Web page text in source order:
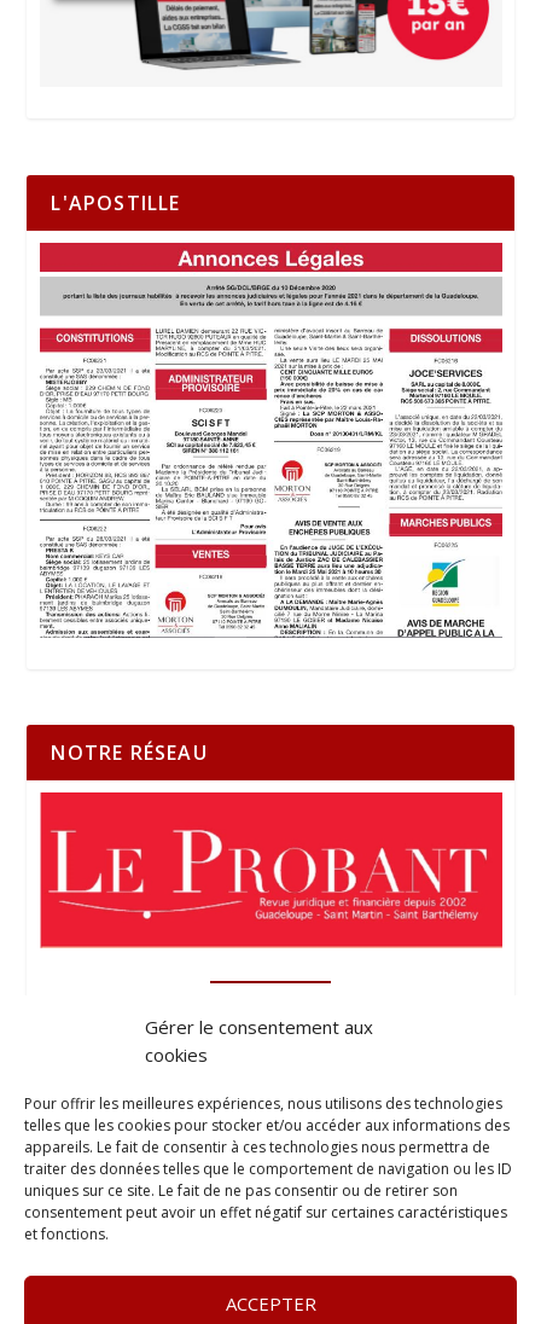
Gérer le consentement aux
cookies
Pour offrir les meilleures expériences, nous utilisons des technologies
telles que les cookies pour stocker et/ou accéder aux informations des
appareils. Le fait de consentir à ces technologies nous permettra de
traiter des données telles que le comportement de navigation ou les ID
uniques sur ce site. Le fait de ne pas consentir ou de retirer son
consentement peut avoir un effet négatif sur certaines caractéristiques
et fonctions.
ACCEPTER
L'APOSTILLE
NOTRE RÉSEAU